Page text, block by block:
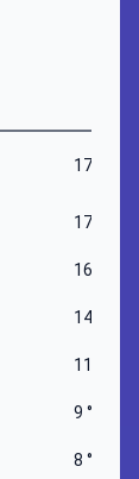
17 °C
17 °C
16 °C
14 °C
11 °C
9 °C
8 °C